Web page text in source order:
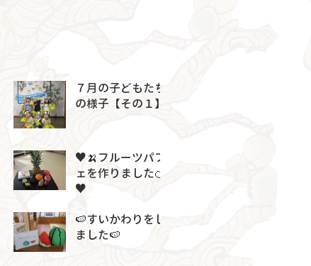
７月の子どもたち
の様子【その１】
♥🍌フルーツパフ
ェを作りました🍊
♥
🍉すいかわりをし
ました🍉